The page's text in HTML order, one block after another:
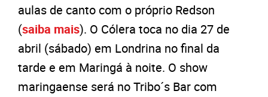
aulas de canto com o próprio Redson
(saiba mais). O Cólera toca no dia 27 de
abril (sábado) em Londrina no final da
tarde e em Maringá à noite. O show
maringaense será no Tribo´s Bar com